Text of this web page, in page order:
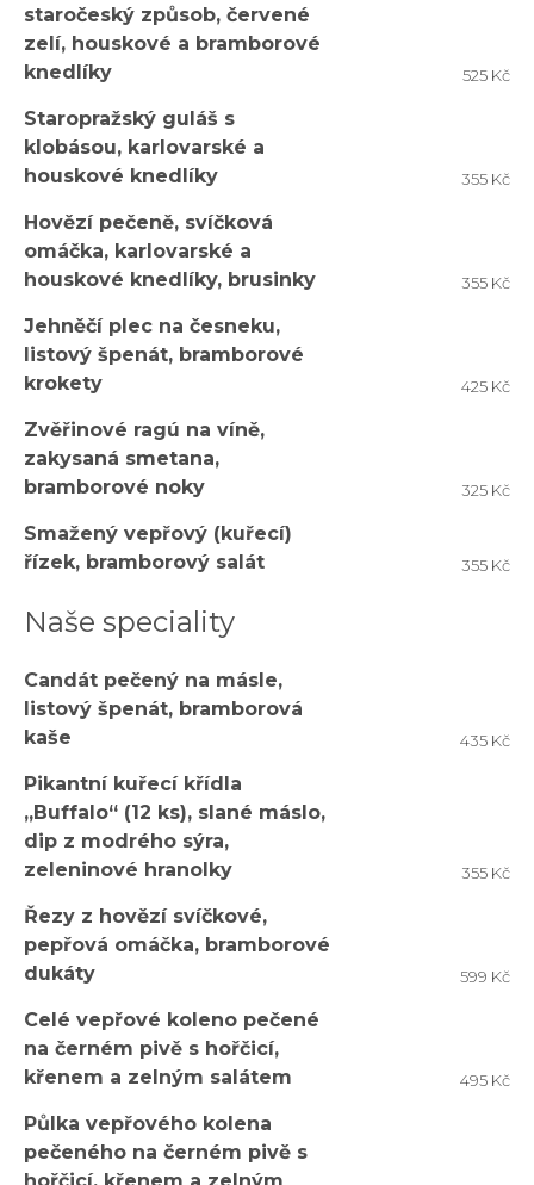
staročeský způsob, červené
zelí, houskové a bramborové
knedlíky
525 Kč
Staropražský guláš s
klobásou, karlovarské a
houskové knedlíky
355 Kč
Hovězí pečeně, svíčková
omáčka, karlovarské a
houskové knedlíky, brusinky
355 Kč
Jehněčí plec na česneku,
listový špenát, bramborové
krokety
425 Kč
Zvěřinové ragú na víně,
zakysaná smetana,
bramborové noky
325 Kč
Smažený vepřový (kuřecí)
řízek, bramborový salát
355 Kč
Naše speciality
Candát pečený na másle,
listový špenát, bramborová
kaše
435 Kč
Pikantní kuřecí křídla
„Buffalo“ (12 ks), slané máslo,
dip z modrého sýra,
zeleninové hranolky
355 Kč
Řezy z hovězí svíčkové,
pepřová omáčka, bramborové
dukáty
599 Kč
Celé vepřové koleno pečené
na černém pivě s hořčicí,
křenem a zelným salátem
495 Kč
Půlka vepřového kolena
pečeného na černém pivě s